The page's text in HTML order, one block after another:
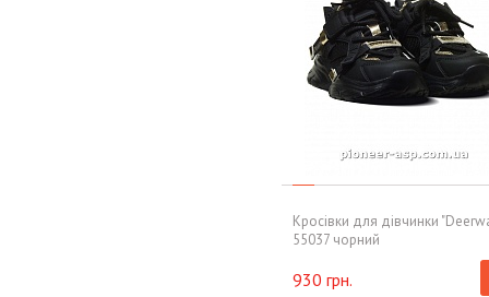
Кросівки для дівчинки
55037 чорний
930 грн.